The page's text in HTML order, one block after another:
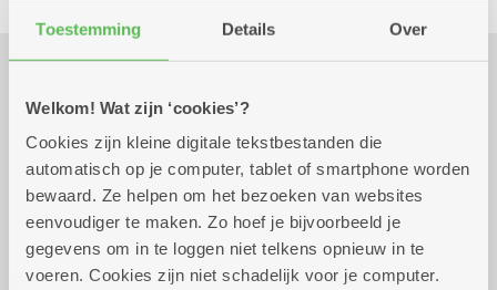
Toestemming Details Over
Welkom! Wat zijn ‘cookies’?
Cookies zijn kleine digitale tekstbestanden die
automatisch op je computer, tablet of smartphone worden
bewaard. Ze helpen om het bezoeken van websites
eenvoudiger te maken. Zo hoef je bijvoorbeeld je
gegevens om in te loggen niet telkens opnieuw in te
voeren. Cookies zijn niet schadelijk voor je computer.
Praktisch
Wekelijks op vrijdag tot 25
december 2026
14.00 uur tot
16.00 uur
Gratis